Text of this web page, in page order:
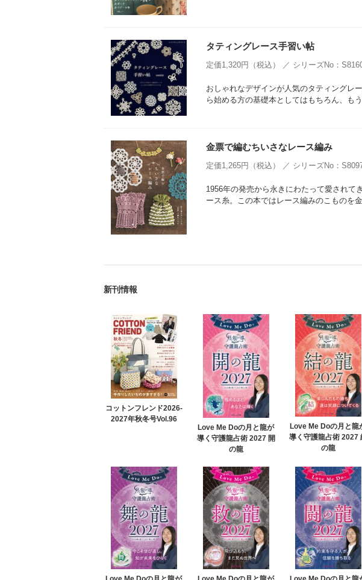
タティングレース手習い帖
定価1,320円（税込） ／ シリーズNo：
おしゃれなデザインが人気のタティングレ
ら始める方の基礎本としてはもちろん、も
金票で編むちいさなレース編み
定価1,265円（税込） ／ シリーズNo：
1956年の発売から永きにわたって愛されて
ース糸。この本ではレース編みのこものを
新刊情報
コットンフレンド2026-
2027年秋冬号Vol.96
Love Me Doの月と龍が
導く守護龍占術 2027 開
の龍
Love Me Doの月と龍
導く守護龍占術 2027
の龍